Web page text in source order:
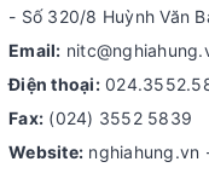
- Số 320/8 Huỳnh Văn
Email:
Điện thoại:
Fax: (024) 3552 5839
Website: nghiahung.vn